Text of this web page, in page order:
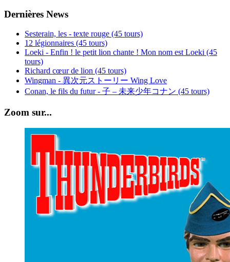
Dernières News
Sesterain, les - texte rouge (45 tours)
12 légionnaires (45 tours)
Loeki - Enfin ! le petit lion chante ! Mon nom est Loeki (45
tours)
Richard cœur de lion (45 tours)
Wingman - 異次元ストーリー Wing Love
Conan, le fils du futur - 子 – 未来少年コナン (45 tours)
Zoom sur...